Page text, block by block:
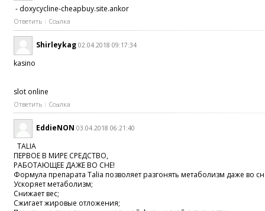
- doxycycline-cheapbuy.site.ankor
Ответить Ссылка
Shirleykag 02.04.2018 09:17:34
kasino
slot online
Ответить Ссылка
EddieNON 03.04.2018 06:21:40
TALIA
ПЕРВОЕ В МИРЕ СРЕДСТВО,
РАБОТАЮЩЕЕ ДАЖЕ ВО СНЕ!
Формула препарата Talia позволяет разгонять метаболизм даже во
Ускоряет метаболизм;
Снижает вес;
Сжигает жировые отложения;